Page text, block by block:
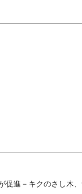
進－キクのさし木